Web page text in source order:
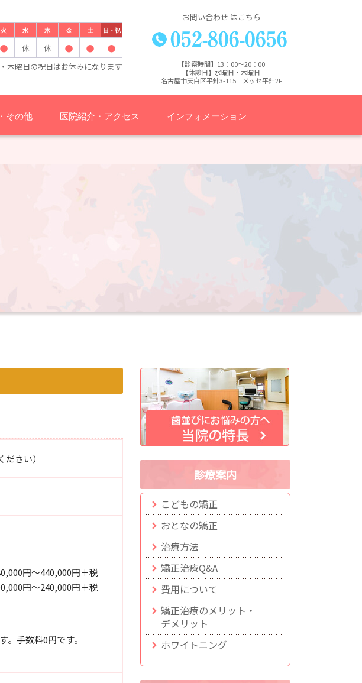
火 水 木 金 土 日・祝
休 休
木曜日の祝日はお休みになります
お問い合わせ はこちら
【診察時間】13：00～20：00
【休診日】水曜日・木曜日
名古屋市天白区平針3-115 メッセ平針2F
その他 医院紹介・アクセス インフォメーション
さい）
円～440,000円＋税
円～240,000円＋税
手数料0円です。
診療案内
こどもの矯正
おとなの矯正
治療方法
矯正治療Q&A
費用について
矯正治療のメリット・
デメリット
ホワイトニング